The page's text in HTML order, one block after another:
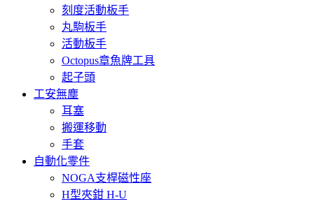
刻度活動板手
丸駒板手
活動板手
Octopus章魚牌工具
起子頭
工安無塵
耳塞
搬運移動
手套
自動化零件
NOGA支桿磁性座
H型夾鉗 H-U